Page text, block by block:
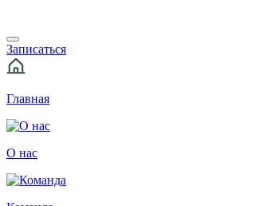
Записаться
Главная
О нас